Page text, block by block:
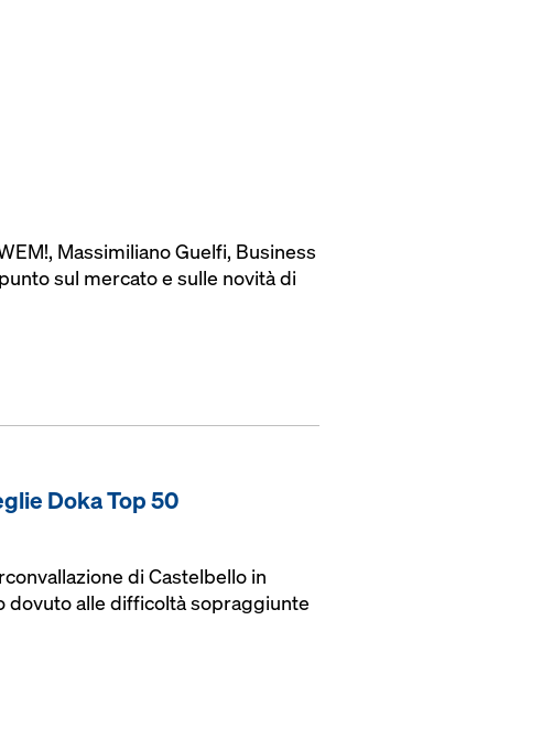
Massimiliano Guelfi, Business
sul mercato e sulle novità di
Doka Top 50
di Castelbello in
dovuto alle difficoltà sopraggiunte